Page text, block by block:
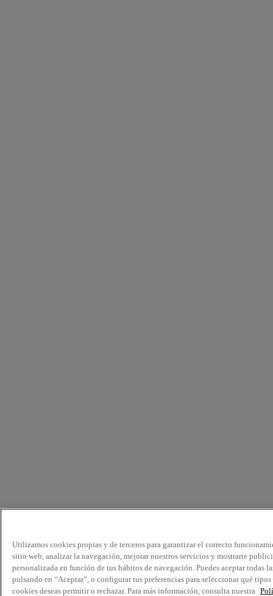
Utilizamos cookies propias y de terceros para garantizar el correcto
sitio web, analizar la navegación, mejorar nuestros servicios y mostrarte
personalizada en función de tus hábitos de navegación. Puedes aceptar todas
pulsando en “Aceptar”, o configurar tus preferencias para seleccionar qué tipos
cookies deseas permitir o rechazar. Para más información, consulta nuestra